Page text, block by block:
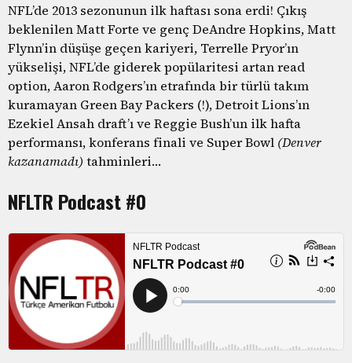
NFL’de 2013 sezonunun ilk haftası sona erdi! Çıkış
beklenilen Matt Forte ve genç DeAndre Hopkins, Matt
Flynn’in düşüşe geçen kariyeri, Terrelle Pryor’ın
yükselişi, NFL’de giderek popülaritesi artan read
option, Aaron Rodgers’ın etrafında bir türlü takım
kuramayan Green Bay Packers (!), Detroit Lions’ın
Ezekiel Ansah draft’ı ve Reggie Bush’un ilk hafta
performansı, konferans finali ve Super Bowl (Denver
kazanamadı) tahminleri…
NFLTR Podcast #0